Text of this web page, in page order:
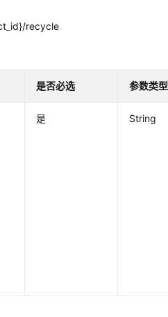
recycle
是否必选 参数类型
是 String